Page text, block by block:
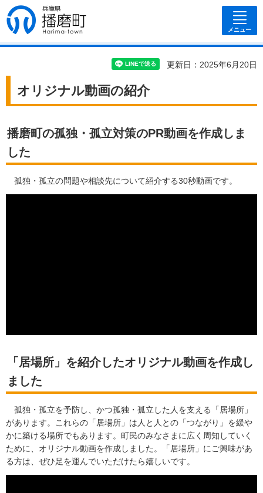
兵庫県 播磨
町
メニュー
更新日：2025年6月20日
オリジナル動画の紹介
播磨町の孤独・孤立対策のPR動画を作成しま
した
孤独・孤立の問題や相談先について紹介する30秒動画です。
「居場所」を紹介したオリジナル動画を作成し
ました
孤独・孤立を予防し、かつ孤独・孤立した人を支える「居場所」
があります。これらの「居場所」は人と人との「つながり」を緩や
かに築ける場所でもあります。町民のみなさまに広く周知していく
ために、オリジナル動画を作成しました。「居場所」にご興味があ
る方は、ぜひ足を運んでいただけたら嬉しいです。